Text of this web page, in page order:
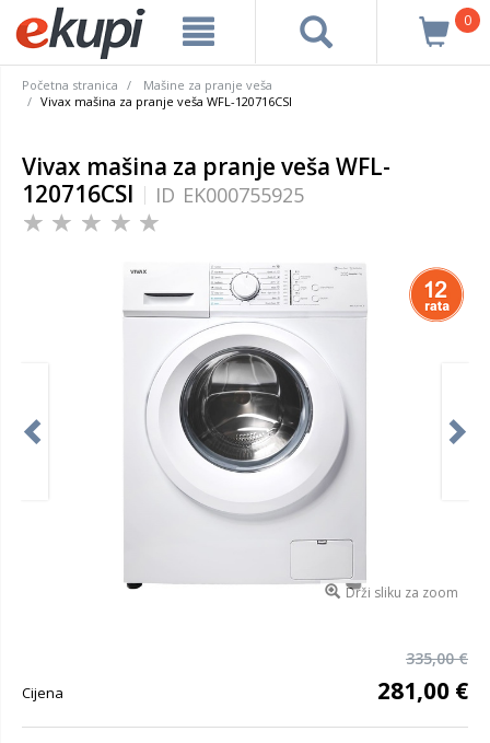
0
Početna stranica
Mašine za pranje veša
Vivax mašina za pranje veša WFL-120716CSI
Vivax mašina za pranje veša WFL-
120716CSI
ID EK000755925
Drži sliku za zoom
335,00 €
Cijena 281,00 €